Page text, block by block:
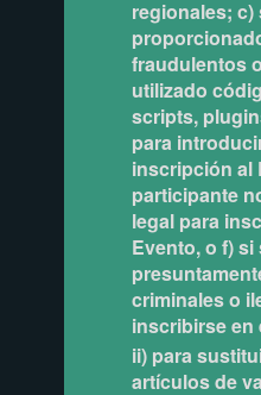
regionales;
fraudulentos
utilizado
scripts,
para
inscripción al
participante
legal para
Evento, o f)
criminales o
inscribirse en
ii) para
artículos de